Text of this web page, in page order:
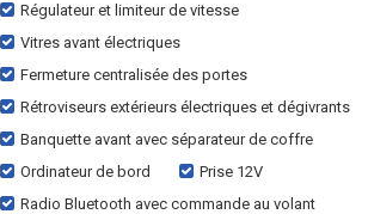
Régulateur et limiteur de vitesse
Vitres avant électriques
Fermeture centralisée des portes
Rétroviseurs extérieurs électriques et dégivrants
Banquette avant avec séparateur de coffre
Ordinateur de bord
Prise 12V
Radio Bluetooth avec commande au volant